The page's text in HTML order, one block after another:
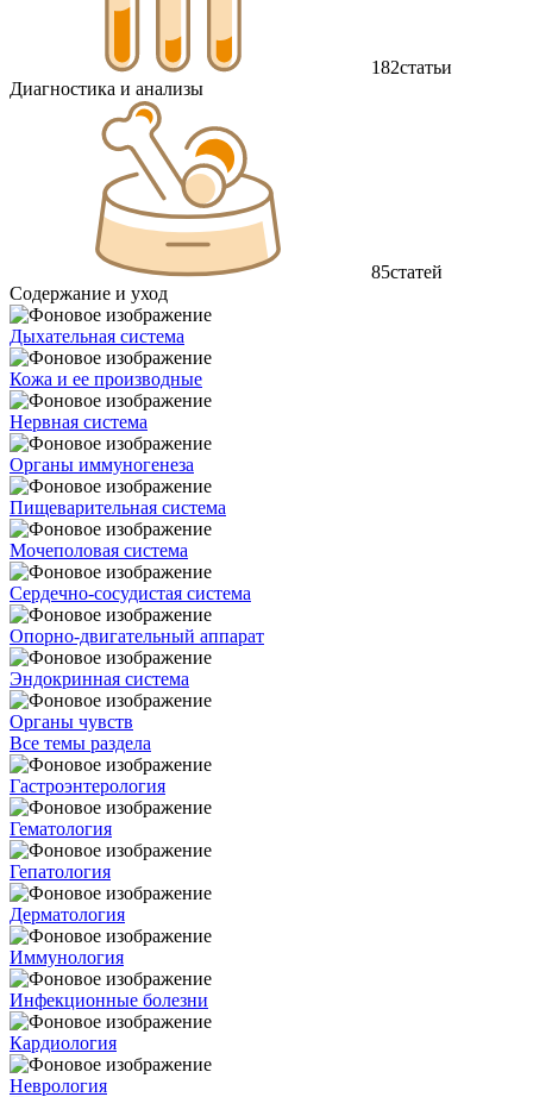
182статьи
Диагностика и анализы
85статей
Содержание и уход
Дыхательная система
Кожа и ее производные
Нервная система
Органы иммуногенеза
Пищеварительная система
Мочеполовая система
Сердечно-сосудистая система
Опорно-двигательный аппарат
Эндокринная система
Органы чувств
Все темы раздела
Гастроэнтерология
Гематология
Гепатология
Дерматология
Иммунология
Инфекционные болезни
Кардиология
Неврология